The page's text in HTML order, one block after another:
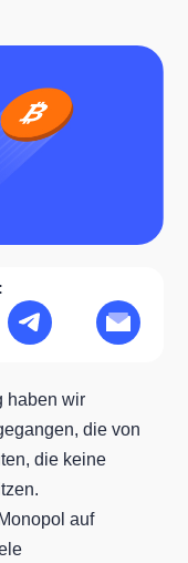
haben wir
die von
die keine
auf